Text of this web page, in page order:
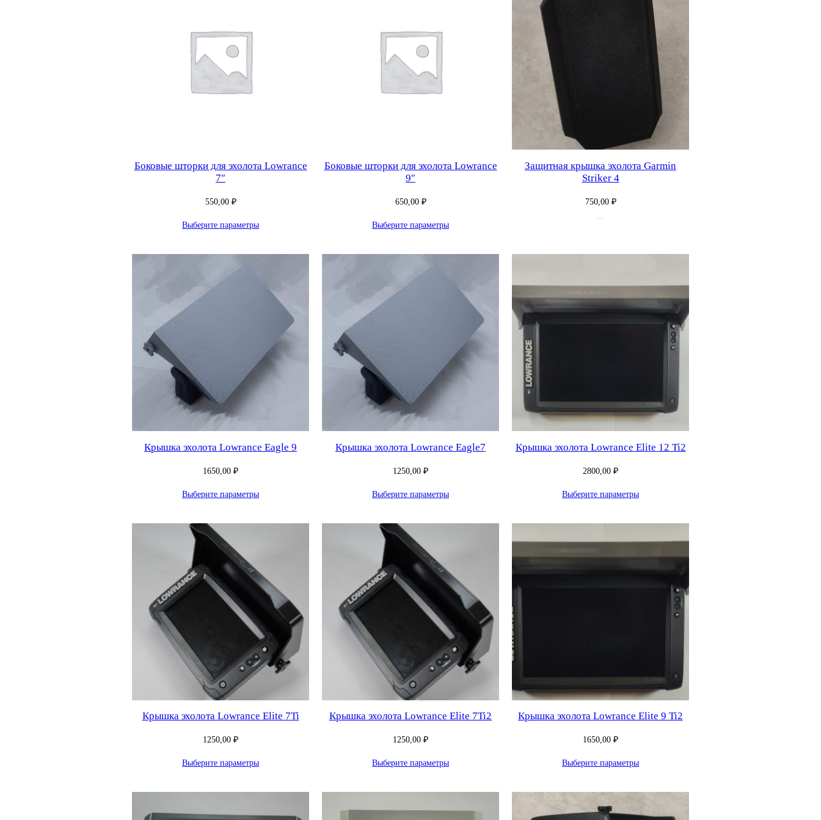
Боковые шторки для эхолота Lowrance
7″
550,00 ₽
Выберите параметры
Боковые шторки для эхолота Lowrance
9″
650,00 ₽
Выберите параметры
Защитная крышка эхолота Garmin
Striker 4
750,00 ₽
Крышка эхолота Lowrance Eagle 9
1650,00 ₽
Выберите параметры
Крышка эхолота Lowrance Eagle7
1250,00 ₽
Выберите параметры
Крышка эхолота Lowrance Elite 12 Ti2
2800,00 ₽
Выберите параметры
Крышка эхолота Lowrance Elite 7Ti
1250,00 ₽
Выберите параметры
Крышка эхолота Lowrance Elite 7Ti2
1250,00 ₽
Выберите параметры
Крышка эхолота Lowrance Elite 9 Ti2
1650,00 ₽
Выберите параметры